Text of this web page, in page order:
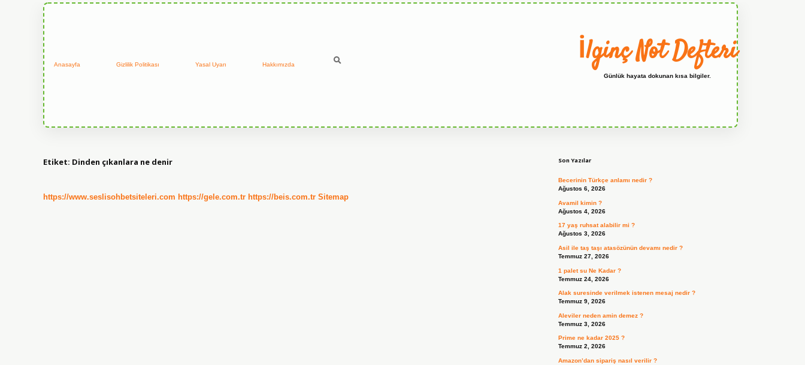
Anasayfa Gizlilik Politikası Yasal Uyarı Hakkımızda İlginç Not Defteri
Günlük hayata dokunan kısa bilgiler.
Etiket: Dinden çıkanlara ne denir
https://www.seslisohbetsiteleri.com https://gele.com.tr https://beis.com.tr Sitemap
Son Yazılar
Becerinin Türkçe anlamı nedir ?
Ağustos 6, 2026
Avamil kimin ?
Ağustos 4, 2026
17 yaş ruhsat alabilir mi ?
Ağustos 3, 2026
Asil ile taş taşı atasözünün devamı nedir ?
Temmuz 27, 2026
1 palet su Ne Kadar ?
Temmuz 24, 2026
Alak suresinde verilmek istenen mesaj nedir ?
Temmuz 9, 2026
Aleviler neden amin demez ?
Temmuz 3, 2026
Prime ne kadar 2025 ?
Temmuz 2, 2026
Amazon’dan sipariş nasıl verilir ?